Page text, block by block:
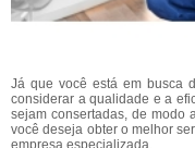
Já que você está em busca
considerar a qualidade e a
sejam consertadas, de modo
você deseja obter o melhor
empresa especializada.